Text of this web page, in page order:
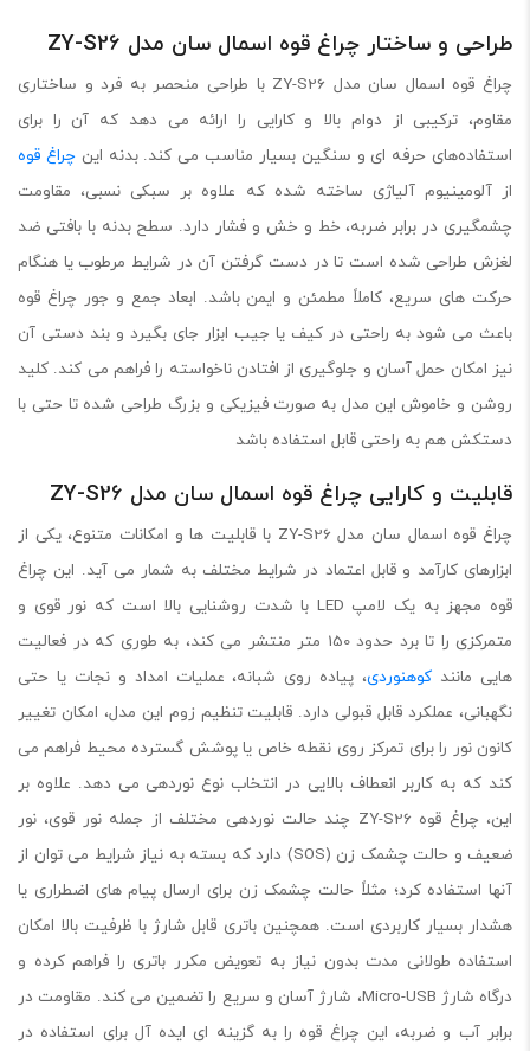
طراحی و ساختار چراغ قوه اسمال سان مدل ZY-S26
چراغ قوه اسمال سان مدل ZY-S26 با طراحی منحصر به فرد و ساختاری
مقاوم، ترکیبی از دوام بالا و کارایی را ارائه می دهد که آن را برای
استفاده‌های حرفه ای و سنگین بسیار مناسب می کند. بدنه اینچراغ قوه
از آلومینیوم آلیاژی ساخته شده که علاوه بر سبکی نسبی، مقاومت
چشمگیری در برابر ضربه، خط و خش و فشار دارد. سطح بدنه با بافتی ضد
لغزش طراحی شده است تا در دست گرفتن آن در شرایط مرطوب یا هنگام
حرکت های سریع، کاملاً مطمئن و ایمن باشد. ابعاد جمع و جور چراغ قوه
باعث می شود به راحتی در کیف یا جیب ابزار جای بگیرد و بند دستی آن
نیز امکان حمل آسان و جلوگیری از افتادن ناخواسته را فراهم می کند. کلید
روشن و خاموش این مدل به صورت فیزیکی و بزرگ طراحی شده تا حتی با
دستکش هم به راحتی قابل استفاده باشد
قابلیت و کارایی چراغ قوه اسمال سان مدل ZY-S26
چراغ قوه اسمال سان مدل ZY-S26 با قابلیت ها و امکانات متنوع، یکی از
ابزارهای کارآمد و قابل اعتماد در شرایط مختلف به شمار می آید. این چراغ
قوه مجهز به یک لامپ LED با شدت روشنایی بالا است که نور قوی و
متمرکزی را تا برد حدود 150 متر منتشر می کند، به طوری که در فعالیت
هایی مانند کوهنوردی، پیاده روی شبانه، عملیات امداد و نجات یا حتی
نگهبانی، عملکرد قابل قبولی دارد. قابلیت تنظیم زوم این مدل، امکان تغییر
کانون نور را برای تمرکز روی نقطه خاص یا پوشش گسترده محیط فراهم می
کند که به کاربر انعطاف بالایی در انتخاب نوع نوردهی می دهد. علاوه بر
این، چراغ قوه ZY-S26 چند حالت نوردهی مختلف از جمله نور قوی، نور
ضعیف و حالت چشمک زن (SOS) دارد که بسته به نیاز شرایط می توان از
آنها استفاده کرد؛ مثلاً حالت چشمک زن برای ارسال پیام های اضطراری یا
هشدار بسیار کاربردی است. همچنین باتری قابل شارژ با ظرفیت بالا امکان
استفاده طولانی مدت بدون نیاز به تعویض مکرر باتری را فراهم کرده و
درگاه شارژ Micro-USB، شارژ آسان و سریع را تضمین می کند. مقاومت در
برابر آب و ضربه، این چراغ قوه را به گزینه ای ایده آل برای استفاده در